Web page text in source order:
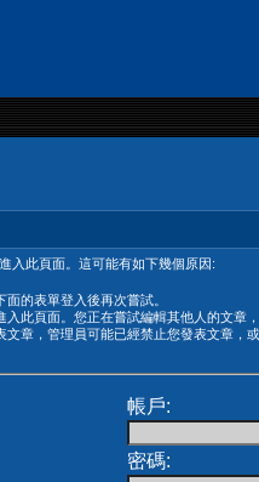
入此頁面。這可能有如下幾個原因:
的表單登入後再次嘗試。
入此頁面。您正在嘗試編輯其他人的文章
文章，管理員可能已經禁止您發表文章，
帳戶:
密碼: